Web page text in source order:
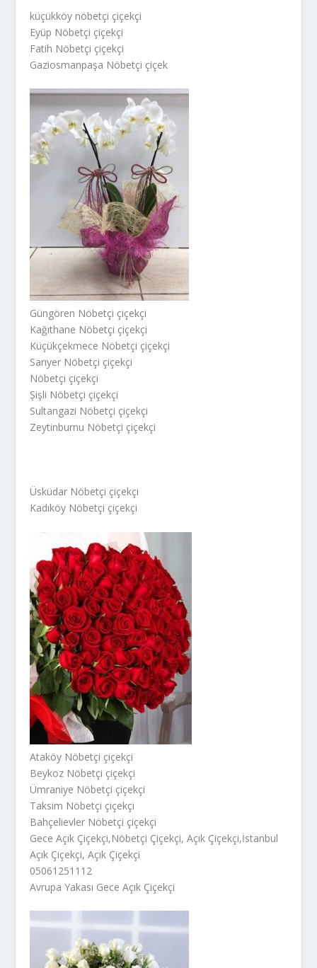
küçükköy nöbetçi çiçekçi
Eyüp Nöbetçi çiçekçi
Fatih Nöbetçi çiçekçi
Gaziosmanpaşa Nöbetçi çiçek
Güngören Nöbetçi çiçekçi
Kağıthane Nöbetçi çiçekçi
Küçükçekmece Nöbetçi çiçekçi
Sarıyer Nöbetçi çiçekçi
Nöbetçi çiçekçi
Şişli Nöbetçi çiçekçi
Sultangazi Nöbetçi çiçekçi
Zeytinburnu Nöbetçi çiçekçi
Üsküdar Nöbetçi çiçekçi
Kadıköy Nöbetçi çiçekçi
Ataköy Nöbetçi çiçekçi
Beykoz Nöbetçi çiçekçi
Ümraniye Nöbetçi çiçekçi
Taksim Nöbetçi çiçekçi
Bahçelievler Nöbetçi çiçekçi
Gece Açık Çiçekçi,Nöbetçi Çiçekçi, Açık Çiçekçi,İstanbul
Açık Çiçekçi, Açık Çiçekçi
05061251112
Avrupa Yakası Gece Açık Çiçekçi